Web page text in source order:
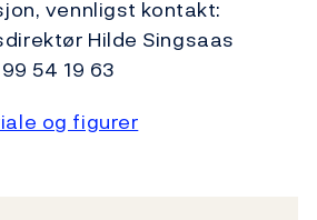
vennligst kontakt:
Hilde Singsaas
54 19 63
og figurer